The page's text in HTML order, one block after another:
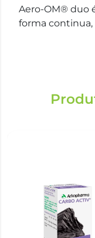
Aero-OM® duo
forma continua,